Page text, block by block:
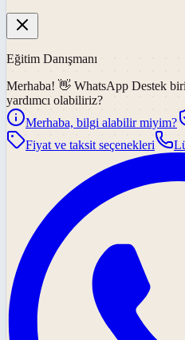
Eğitim Danışmanı
Merhaba! 👋 WhatsApp Destek
yardımcı olabiliriz?
Merhaba, bilgi alabilir miyim?
Fiyat ve taksit seçenekleri